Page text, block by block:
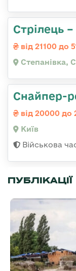
Стрілець
від 21100 до
Степанівка,
Снайпер-
від 20000 до
Київ
Військова
ПУБЛІКАЦІЇ